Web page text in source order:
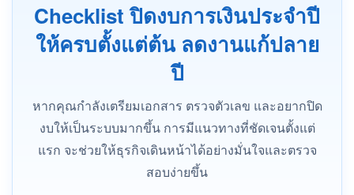
Checklist ปิดงบการเงินประจำปี
ให้ครบตั้งแต่ต้น ลดงานแก้ปลาย
ปี
หากคุณกำลังเตรียมเอกสาร ตรวจตัวเลข และอยากปิด
งบให้เป็นระบบมากขึ้น การมีแนวทางที่ชัดเจนตั้งแต่
แรก จะช่วยให้ธุรกิจเดินหน้าได้อย่างมั่นใจและตรวจ
สอบง่ายขึ้น